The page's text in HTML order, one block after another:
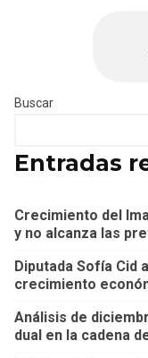
Buscar
Entradas
Crecimiento del
y no alcanza las
Diputada Sofía Cid
crecimiento
Análisis de
dual en la cadena